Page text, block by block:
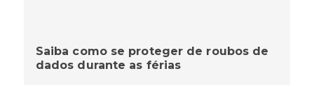
Saiba como se proteger de roubos de
dados durante as férias